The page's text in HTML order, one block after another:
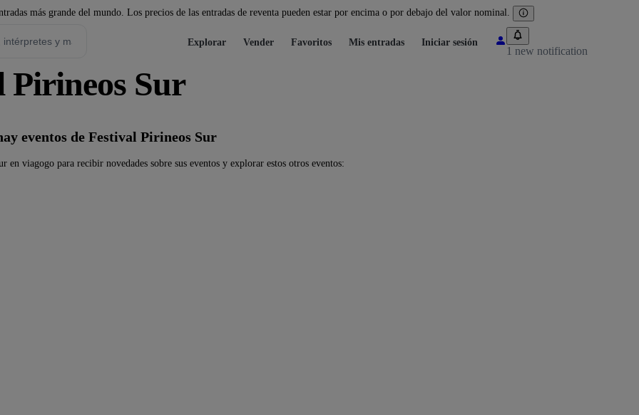
más grande del mundo. Los precios de las entradas de reventa pueden estar por encima o por debajo del valor nominal.
Explorar Vender Favoritos Mis entradas Iniciar sesión
1 new notification
Pirineos Sur
eventos de Festival Pirineos Sur
en viagogo para recibir novedades sobre sus eventos y explorar estos otros eventos: